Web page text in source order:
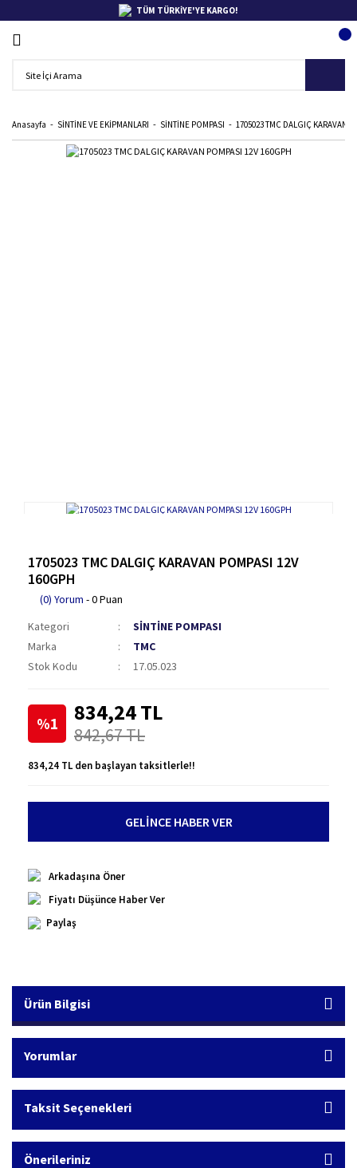
TÜM TÜRKİYE'YE KARGO!
Anasayfa SİNTİNE VE EKİPMANLARI SİNTİNE POMPASI 1705023 TMC DALGIÇ KARAVAN
1705023 TMC DALGIÇ KARAVAN POMPASI 12V
160GPH
(0) Yorum - 0 Puan
Kategori
SİNTİNE POMPASI
Marka
TMC
Stok Kodu
17.05.023
%1 834,24 TL
842,67 TL
834,24 TL den başlayan taksitlerle!!
GELİNCE HABER VER
Arkadaşına Öner
Fiyatı Düşünce Haber Ver
Paylaş
Ürün Bilgisi
Yorumlar
Taksit Seçenekleri
Önerileriniz